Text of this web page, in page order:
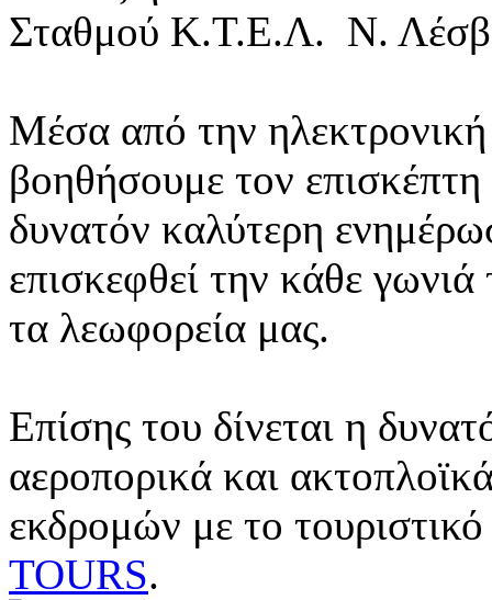
Σταθμού Κ.Τ.Ε.Λ. Ν.
Μέσα από την ηλεκτρονική
βοηθήσουμε τον
δυνατόν καλύτερη
επισκεφθεί την κάθε
τα λεωφορεία μας.
Επίσης του δίνεται η
αεροπορικά και
εκδρομών με το
TOURS.